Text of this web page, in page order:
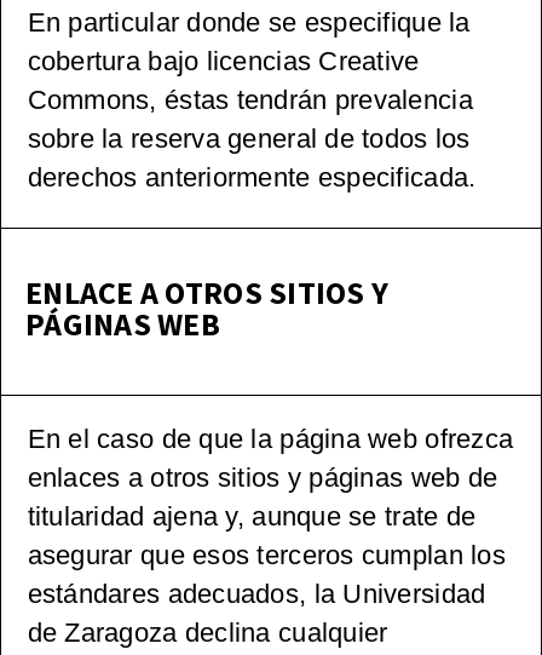
En particular donde se especifique la
cobertura bajo licencias Creative
Commons, éstas tendrán prevalencia
sobre la reserva general de todos los
derechos anteriormente especificada.
ENLACE A OTROS SITIOS Y
PÁGINAS WEB
En el caso de que la página web ofrezca
enlaces a otros sitios y páginas web de
titularidad ajena y, aunque se trate de
asegurar que esos terceros cumplan los
estándares adecuados, la Universidad
de Zaragoza declina cualquier